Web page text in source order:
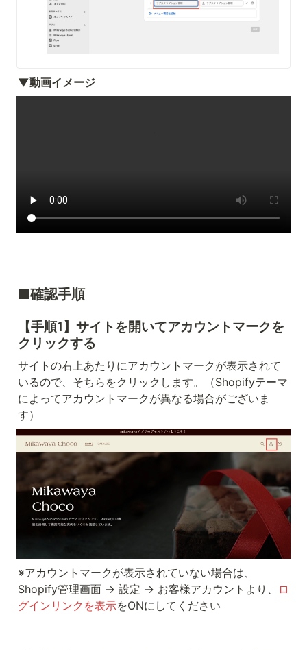
▼動画イメージ
■確認手順
【手順1】サイトを開いてアカウントマークを
クリックする
サイトの右上あたりにアカウントマークが表示されて
いるので、そちらをクリックします。（Shopifyテーマ
によってアカウントマークが異なる場合がございま
す）
※アカウントマークが表示されていない場合は、
Shopify管理画面 → 設定 → お客様アカウントより、
ロ
グインリンクを表示をONにしてください